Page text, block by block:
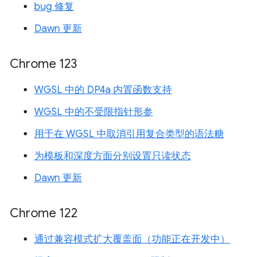
bug 修复
Dawn 更新
Chrome 123
WGSL 中的 DP4a 内置函数支持
WGSL 中的不受限指针形参
用于在 WGSL 中取消引用复合类型的语法糖
为模板和深度方面分别设置只读状态
Dawn 更新
Chrome 122
通过兼容模式扩大覆盖面（功能正在开发中）